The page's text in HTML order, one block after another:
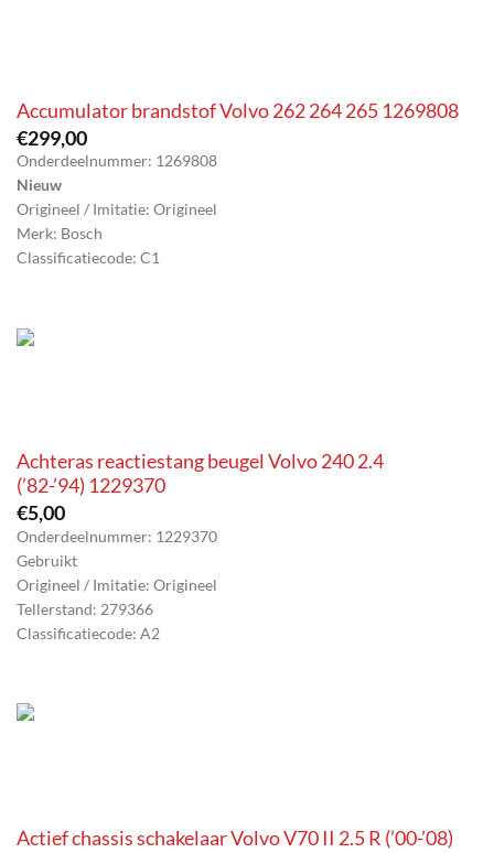
Accumulator brandstof Volvo 262 264 265 1269808
€299,00
Onderdeelnummer: 1269808
Nieuw
Origineel / Imitatie: Origineel
Merk: Bosch
Classificatiecode: C1
Achteras reactiestang beugel Volvo 240 2.4
(’82-’94) 1229370
€5,00
Onderdeelnummer: 1229370
Gebruikt
Origineel / Imitatie: Origineel
Tellerstand: 279366
Classificatiecode: A2
Actief chassis schakelaar Volvo V70 II 2.5 R (’00-’08)